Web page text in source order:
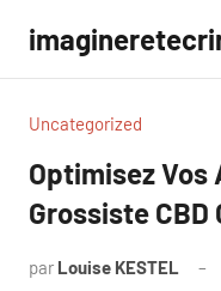
contenu
Uncategorized
Optimisez Vos
Grossiste
par Louise KESTEL